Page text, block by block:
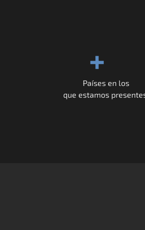
+
Países en los
que estamos